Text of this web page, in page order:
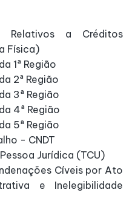
a Créditos
Física)
1ª Região
2ª Região
3ª Região
4ª Região
5ª Região
- CNDT
Jurídica (TCU)
Cíveis por Ato
e Inelegibilidade